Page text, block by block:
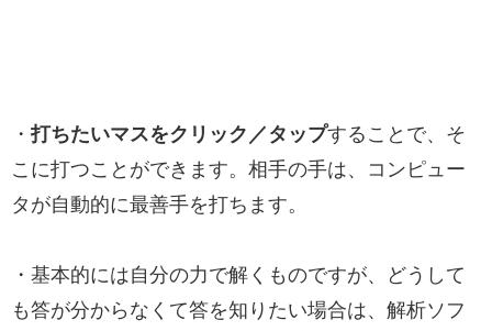
・打ちたいマスをクリック／タップすることで、そ
こに打つことができます。相手の手は、コンピュー
タが自動的に最善手を打ちます。
・基本的には自分の力で解くものですが、どうして
も答が分からなくて答を知りたい場合は、解析ソフ